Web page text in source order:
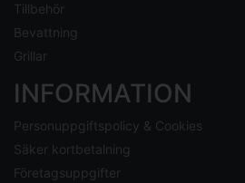
Tillbehör
Bevattning
Grillar
INFORMATION
Personuppgiftspolicy & Cookies
Säker kortbetalning
Företagsuppgifter